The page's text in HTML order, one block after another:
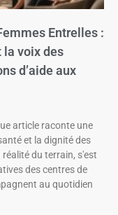
Entrelles :
la voix des
d’aide aux
article raconte une
et la dignité des
du terrain, s'est
des centres de
au quotidien